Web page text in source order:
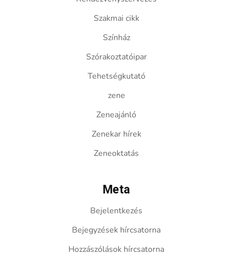
Szakmai cikk
Színház
Szórakoztatóipar
Tehetségkutató
zene
Zeneajánló
Zenekar hírek
Zeneoktatás
Meta
Bejelentkezés
Bejegyzések hírcsatorna
Hozzászólások hírcsatorna